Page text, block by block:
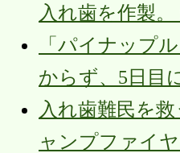
入れ歯を作製
「パイナップ
からず、5日目
入れ歯難民を
ャンプファイ